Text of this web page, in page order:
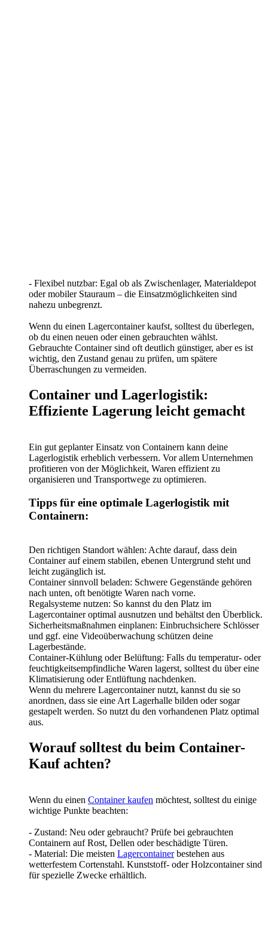
- Flexibel nutzbar: Egal ob als Zwischenlager, Materialdepot
oder mobiler Stauraum – die Einsatzmöglichkeiten sind
nahezu unbegrenzt.
Wenn du einen Lagercontainer kaufst, solltest du überlegen,
ob du einen neuen oder einen gebrauchten wählst.
Gebrauchte Container sind oft deutlich günstiger, aber es ist
wichtig, den Zustand genau zu prüfen, um spätere
Überraschungen zu vermeiden.
Container und Lagerlogistik:
Effiziente Lagerung leicht gemacht
Ein gut geplanter Einsatz von Containern kann deine
Lagerlogistik erheblich verbessern. Vor allem Unternehmen
profitieren von der Möglichkeit, Waren effizient zu
organisieren und Transportwege zu optimieren.
Tipps für eine optimale Lagerlogistik mit
Containern:
Den richtigen Standort wählen: Achte darauf, dass dein
Container auf einem stabilen, ebenen Untergrund steht und
leicht zugänglich ist.
Container sinnvoll beladen: Schwere Gegenstände gehören
nach unten, oft benötigte Waren nach vorne.
Regalsysteme nutzen: So kannst du den Platz im
Lagercontainer optimal ausnutzen und behältst den Überblick.
Sicherheitsmaßnahmen einplanen: Einbruchsichere Schlösser
und ggf. eine Videoüberwachung schützen deine
Lagerbestände.
Container-Kühlung oder Belüftung: Falls du temperatur- oder
feuchtigkeitsempfindliche Waren lagerst, solltest du über eine
Klimatisierung oder Entlüftung nachdenken.
Wenn du mehrere Lagercontainer nutzt, kannst du sie so
anordnen, dass sie eine Art Lagerhalle bilden oder sogar
gestapelt werden. So nutzt du den vorhandenen Platz optimal
aus.
Worauf solltest du beim Container-
Kauf achten?
Wenn du einen Container kaufen möchtest, solltest du einige
wichtige Punkte beachten:
- Zustand: Neu oder gebraucht? Prüfe bei gebrauchten
Containern auf Rost, Dellen oder beschädigte Türen.
- Material: Die meisten Lagercontainerbestehen aus
wetterfestem Cortenstahl. Kunststoff- oder Holzcontainer sind
für spezielle Zwecke erhältlich.